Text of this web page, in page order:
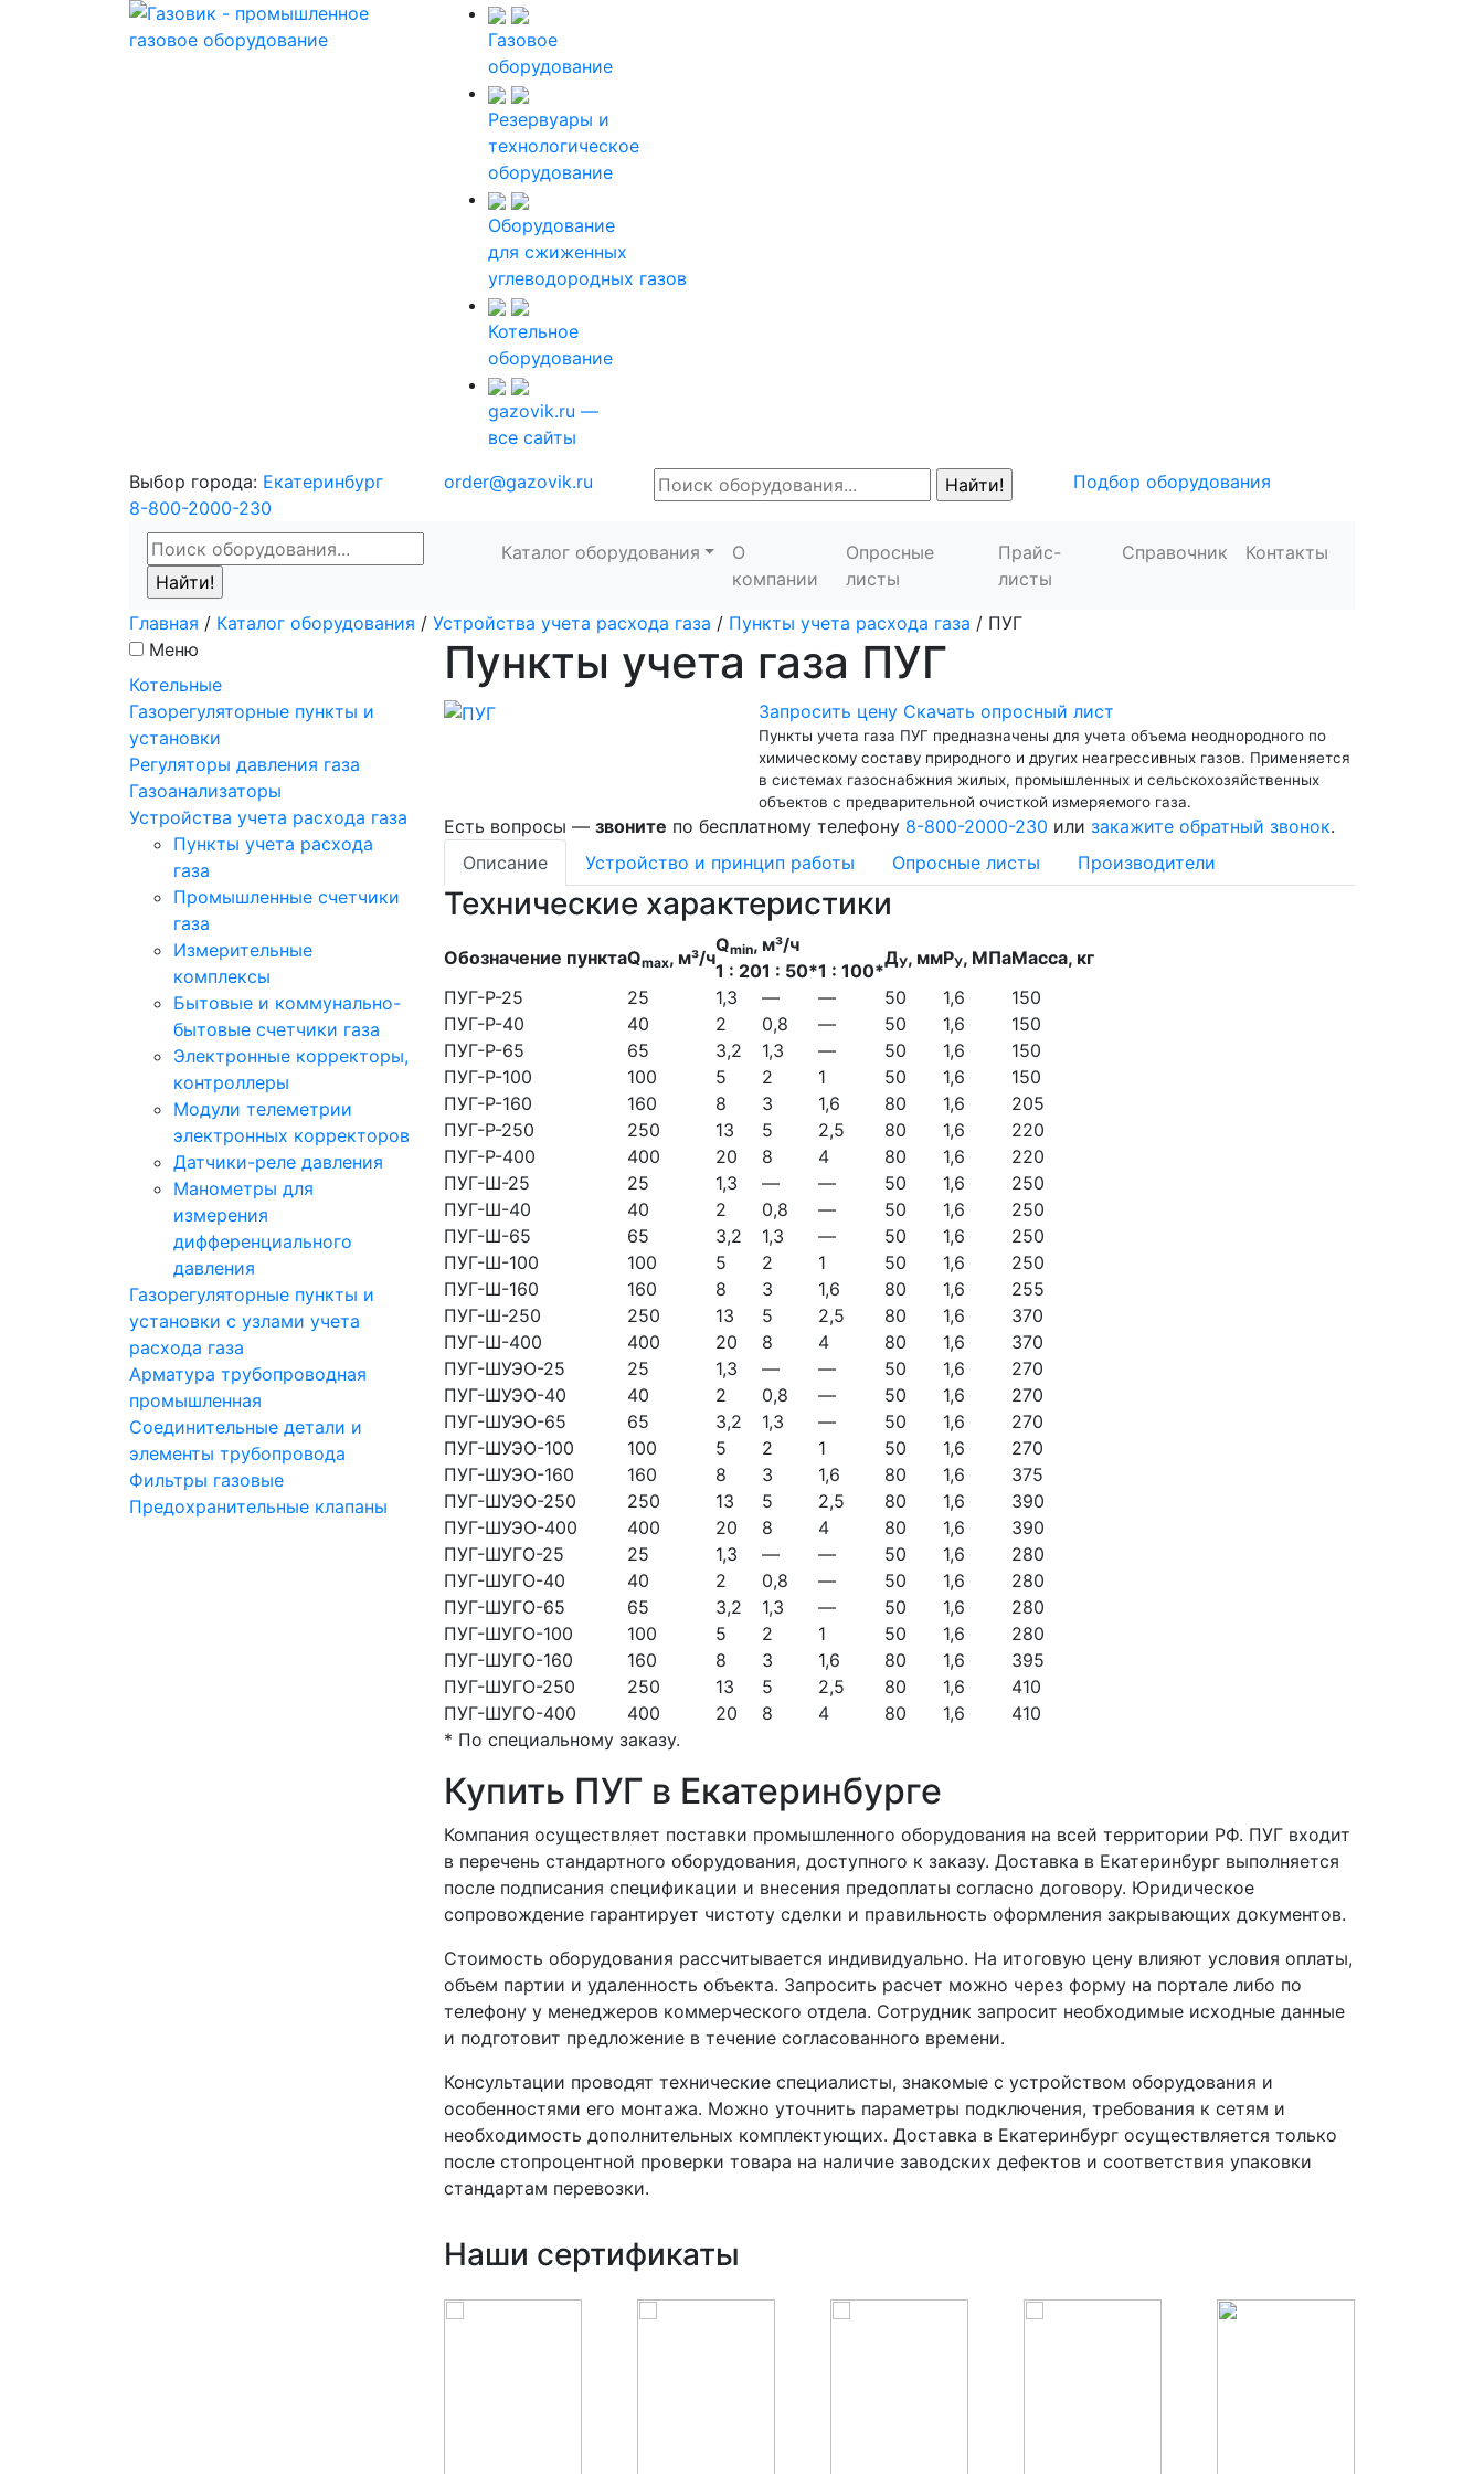
Газовое
оборудование
Резервуары и
технологическое
оборудование
Оборудование
для сжиженных
углеводородных газов
Котельное
оборудование
gazovik.ru —
все сайты
Выбор города: Екатеринбург
8-800-2000-230
order@gazovik.ru Подбор оборудования
Каталог оборудования
О
компании
Опросные
листы
Прайс-
листы
Справочник Контакты
Главная / Каталог оборудования / Устройства учета расхода газа / Пункты учета расхода газа / ПУГ
Меню
Котельные
Газорегуляторные пункты и
установки
Регуляторы давления газа
Газоанализаторы
Устройства учета расхода газа
Пункты учета расхода
газа
Промышленные счетчики
газа
Измерительные
комплексы
Бытовые и коммунально-
бытовые счетчики газа
Электронные корректоры,
контроллеры
Модули телеметрии
электронных корректоров
Датчики-реле давления
Манометры для
измерения
дифференциального
давления
Газорегуляторные пункты и
установки с узлами учета
расхода газа
Арматура трубопроводная
промышленная
Соединительные детали и
элементы трубопровода
Фильтры газовые
Предохранительные клапаны
Пункты учета газа ПУГ
Запросить цену Скачать опросный лист
Пункты учета газа ПУГ предназначены для учета объема неоднородного по
химическому составу природного и других неагрессивных газов. Применяется
в системах газоснабжния жилых, промышленных и сельскохозяйственных
объектов с предварительной очисткой измеряемого газа.
Есть вопросы — звоните по бесплатному телефону 8-800-2000-230 или закажите обратный звонок.
Описание
Устройство и принцип работы Опросные листы Производители
Технические характеристики
Обозначение пунктаQmах, м³/ч
Qmin, м³/ч
ДУ, ммPУ, МПаМасса, кг
1 : 201 : 50*1 : 100*
ПУГ-P-25
25 1,3 — — 50 1,6
150
ПУГ-P-40
40 2 0,8 — 50 1,6
150
ПУГ-P-65
65 3,2 1,3 — 50 1,6
150
ПУГ-P-100
100 5 2 1 50 1,6
150
ПУГ-P-160
160 8 3 1,6 80 1,6
205
ПУГ-P-250
250 13 5 2,5 80 1,6
220
ПУГ-P-400
400 20 8 4 80 1,6
220
ПУГ-Ш-25
25 1,3 — — 50 1,6
250
ПУГ-Ш-40
40 2 0,8 — 50 1,6
250
ПУГ-Ш-65
65 3,2 1,3 — 50 1,6
250
ПУГ-Ш-100
100 5 2 1 50 1,6
250
ПУГ-Ш-160
160 8 3 1,6 80 1,6
255
ПУГ-Ш-250
250 13 5 2,5 80 1,6
370
ПУГ-Ш-400
400 20 8 4 80 1,6
370
ПУГ-ШУЭО-25
25 1,3 — — 50 1,6
270
ПУГ-ШУЭО-40
40 2 0,8 — 50 1,6
270
ПУГ-ШУЭО-65
65 3,2 1,3 — 50 1,6
270
ПУГ-ШУЭО-100
100 5 2 1 50 1,6
270
ПУГ-ШУЭО-160
160 8 3 1,6 80 1,6
375
ПУГ-ШУЭО-250
250 13 5 2,5 80 1,6
390
ПУГ-ШУЭО-400
400 20 8 4 80 1,6
390
ПУГ-ШУГО-25
25 1,3 — — 50 1,6
280
ПУГ-ШУГО-40
40 2 0,8 — 50 1,6
280
ПУГ-ШУГО-65
65 3,2 1,3 — 50 1,6
280
ПУГ-ШУГО-100
100 5 2 1 50 1,6
280
ПУГ-ШУГО-160
160 8 3 1,6 80 1,6
395
ПУГ-ШУГО-250
250 13 5 2,5 80 1,6
410
ПУГ-ШУГО-400
400 20 8 4 80 1,6
410
* По специальному заказу.
Купить ПУГ в Екатеринбурге
Компания осуществляет поставки промышленного оборудования на всей территории РФ. ПУГ входит
в перечень стандартного оборудования, доступного к заказу. Доставка в Екатеринбург выполняется
после подписания спецификации и внесения предоплаты согласно договору. Юридическое
сопровождение гарантирует чистоту сделки и правильность оформления закрывающих документов.
Стоимость оборудования рассчитывается индивидуально. На итоговую цену влияют условия оплаты,
объем партии и удаленность объекта. Запросить расчет можно через форму на портале либо по
телефону у менеджеров коммерческого отдела. Сотрудник запросит необходимые исходные данные
и подготовит предложение в течение согласованного времени.
Консультации проводят технические специалисты, знакомые с устройством оборудования и
особенностями его монтажа. Можно уточнить параметры подключения, требования к сетям и
необходимость дополнительных комплектующих. Доставка в Екатеринбург осуществляется только
после стопроцентной проверки товара на наличие заводских дефектов и соответствия упаковки
стандартам перевозки.
Наши сертификаты